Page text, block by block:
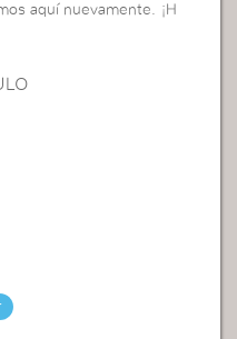
aquí nuevamente. ¡H